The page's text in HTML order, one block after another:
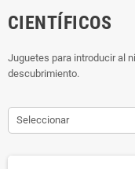
CIENTÍFICOS
Juguetes para introducir al
descubrimiento.
Seleccionar